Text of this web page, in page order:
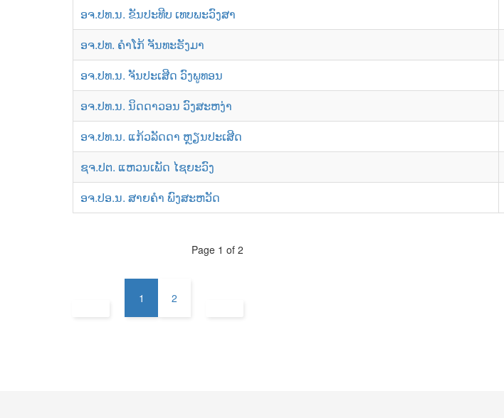
ອຈ.ປທ.ນ. ຂັນປະທີບ ເທບພະວົງສາ
ອຈ.ປທ. ຄຳໂກ້ ຈັນທະຣັງມາ
ອຈ.ປທ.ນ. ຈັນປະເສີດ ວົງພູທອນ
ອຈ.ປທ.ນ. ນິດດາວອນ ວົງສະຫງ່າ
ອຈ.ປທ.ນ. ແກ້ວລັດດາ ຫຼຽນປະເສີດ
ຊຈ.ປຕ. ແຫວນເພັດ ໄຊຍະວົງ
ອຈ.ປອ.ນ. ສາຍຄຳ ພົງສະຫວັດ
Page 1 of 2
1 2